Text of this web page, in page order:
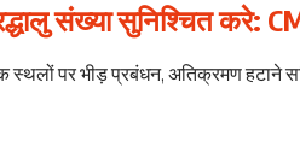
संख्या सुनिश्चित करे:
स्थलों पर भीड़ प्रबंधन, अतिक्रमण हटाने